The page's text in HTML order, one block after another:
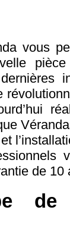
vous
de
de